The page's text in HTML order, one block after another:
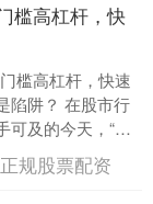
槛高杠杆，快
槛高杠杆，快速
陷阱？ 在股市行
可及的今天，“配
、高杠杆、快速
正规股票配资